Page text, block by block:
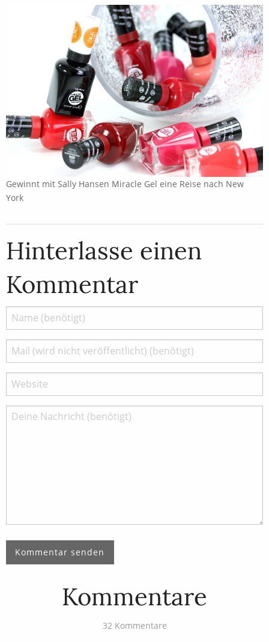
Gewinnt mit Sally Hansen Miracle Gel eine Reise nach New
York
Hinterlasse einen
Kommentar
Kommentare
32 Kommentare